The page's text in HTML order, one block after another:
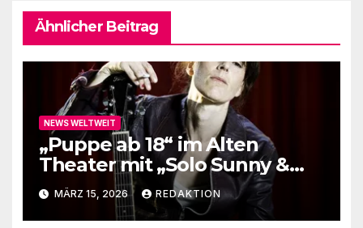
Ähnlicher Beitrag
NEWS WELTWEIT
„Puppe ab 18“ im Alten
Theater mit „Solo Sunny &
me“
MÄRZ 15, 2026 REDAKTION